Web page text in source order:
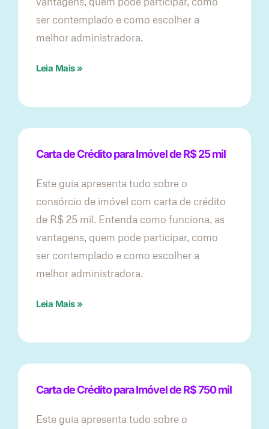
ser contemplado e como escolher a
melhor administradora.
Leia Mais »
Carta de Crédito para Imóvel de R$ 25 mil
Este guia apresenta tudo sobre o
consórcio de imóvel com carta de crédito
de R$ 25 mil. Entenda como funciona, as
vantagens, quem pode participar, como
ser contemplado e como escolher a
melhor administradora.
Leia Mais »
Carta de Crédito para Imóvel de R$ 750 mil
Este guia apresenta tudo sobre o